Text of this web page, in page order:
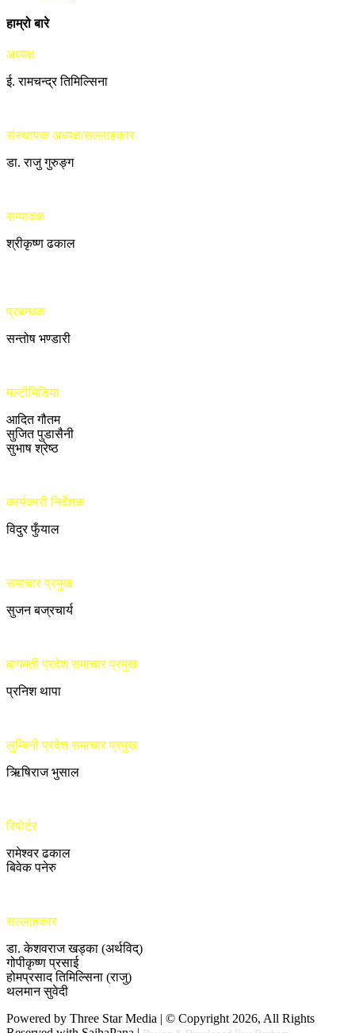
हाम्रो बारे
अध्यक्ष
ई. रामचन्द्र तिमिल्सिना
संस्थापक अध्यक्ष/सल्लाहकार
डा. राजु गुरुङ्ग
सम्पादक
श्रीकृष्ण ढकाल
प्रबन्धक
सन्तोष भण्डारी
मल्टीमिडिया
आदित गौतम
सुजित पुडासैनी
सुभाष श्रेष्ठ
कार्यकारी निर्देशक
विदुर फुँयाल
समाचार प्रमुख
सुजन बज्रचार्य
बागमती प्रदेश समाचार प्रमुख
प्रनिश थापा
लुम्बिनी प्रदेश समाचार प्रमुख
ऋिषिराज भुसाल
रिपोर्टर
रामेश्वर ढकाल
बिवेक पनेरु
सल्लाहकार
डा. केशवराज खड्का (अर्थविद्)
गोपीकृष्ण प्रसाई
होमप्रसाद तिमिल्सिना (राजु)
थलमान सुवेदी
Powered by Three Star Media | © Copyright 2026, All Rights